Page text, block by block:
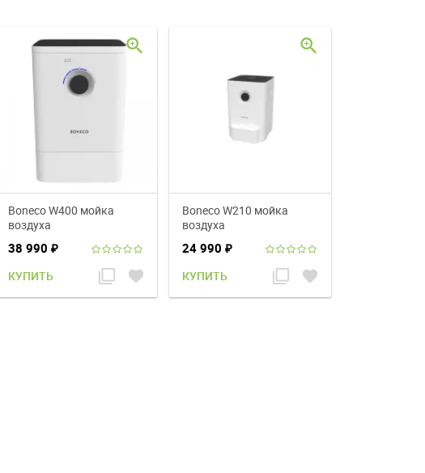
лучших моделей для обог...
ЧИТАТЬ ДАЛЬШЕ
Boneco W400 мойка
воздуха
38 990 ₽
КУПИТЬ filter_none favorite
zoom_in
Boneco W210 мойка
воздуха
24 990 ₽
КУПИТЬ filter_none favorite
zoom_in